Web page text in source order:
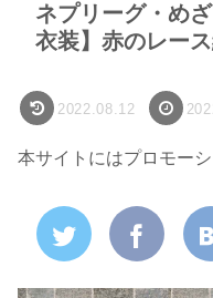
ネプリーグ・め
衣装】赤のレー
2022.08.12
本サイトにはプロモー